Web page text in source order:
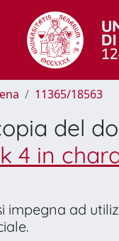
11365/18563
del
4 in
impegna ad